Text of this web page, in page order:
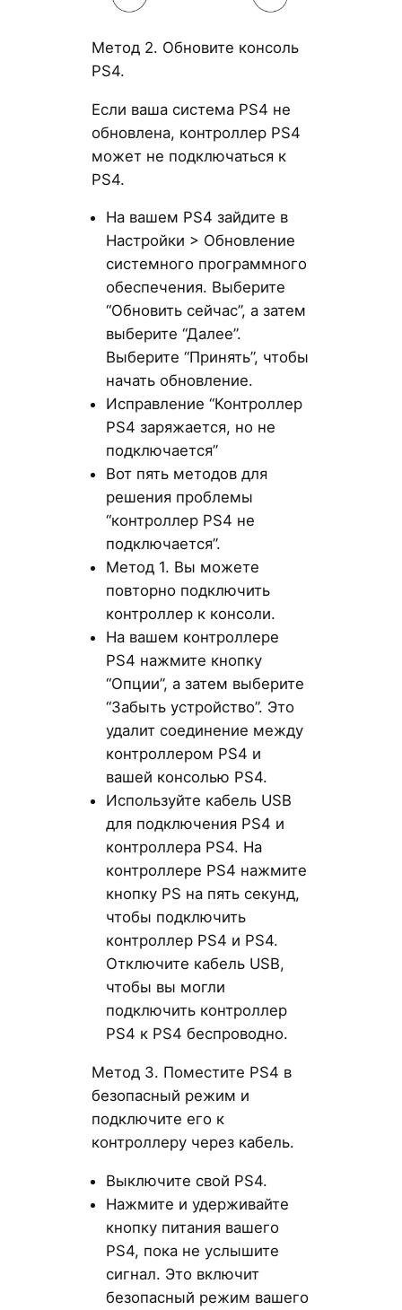
Метод 2. Обновите консоль
PS4.
Если ваша система PS4 не
обновлена, контроллер PS4
может не подключаться к
PS4.
На вашем PS4 зайдите в
Настройки > Обновление
системного программного
обеспечения. Выберите
“Обновить сейчас”, а затем
выберите “Далее”.
Выберите “Принять”, чтобы
начать обновление.
Исправление “Контроллер
PS4 заряжается, но не
подключается”
Вот пять методов для
решения проблемы
“контроллер PS4 не
подключается”.
Метод 1. Вы можете
повторно подключить
контроллер к консоли.
На вашем контроллере
PS4 нажмите кнопку
“Опции”, а затем выберите
“Забыть устройство”. Это
удалит соединение между
контроллером PS4 и
вашей консолью PS4.
Используйте кабель USB
для подключения PS4 и
контроллера PS4. На
контроллере PS4 нажмите
кнопку PS на пять секунд,
чтобы подключить
контроллер PS4 и PS4.
Отключите кабель USB,
чтобы вы могли
подключить контроллер
PS4 к PS4 беспроводно.
Метод 3. Поместите PS4 в
безопасный режим и
подключите его к
контроллеру через кабель.
Выключите свой PS4.
Нажмите и удерживайте
кнопку питания вашего
PS4, пока не услышите
сигнал. Это включит
безопасный режим вашего